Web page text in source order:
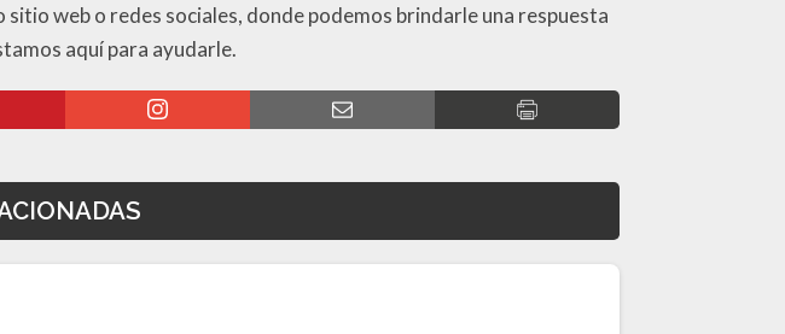
web o redes sociales, donde podemos brindarle una respuesta
aquí para ayudarle.